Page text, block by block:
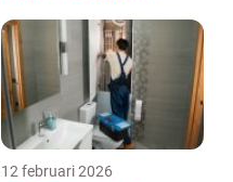
12 februari 2026